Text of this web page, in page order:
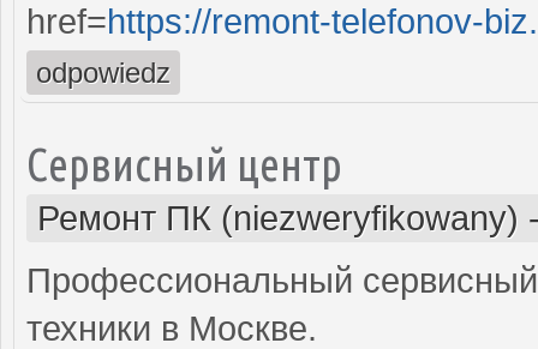
href=https://remont-telefonov-
odpowiedz
Сервисный центр
Ремонт ПК (niezweryfikowany)
Профессиональный
техники в Москве.